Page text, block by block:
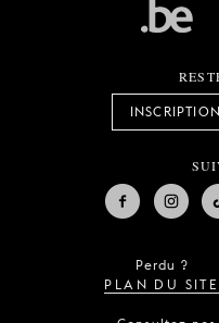
Perdu ?
PLAN DU SITE